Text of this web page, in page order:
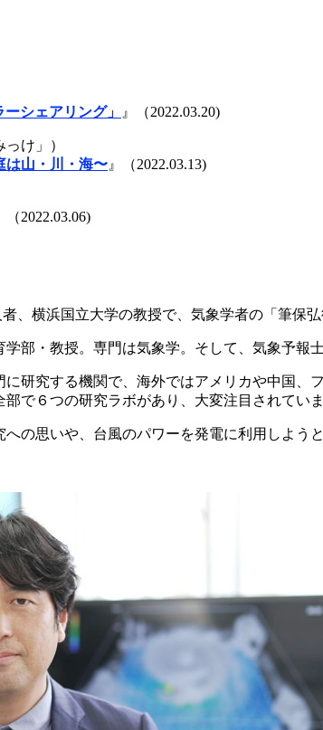
シェアリング」 』（2022.03.20)
け」）
は山・川・海〜 』（2022.03.13)
（2022.03.06)
横浜国立大学の教授で、気象学者の「筆保弘
部・教授。専門は気象学。そして、気象予報
研究する機関で、海外ではアメリカや中国、
で６つの研究ラボがあり、大変注目されていま
思いや、台風のパワーを発電に利用しよう